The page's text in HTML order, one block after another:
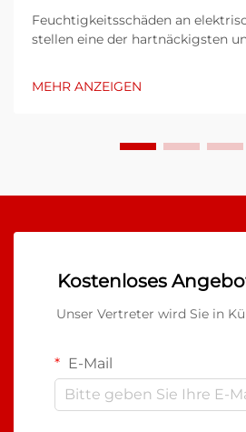
Feuchtigkeitsschäden an
stellen eine der hartnäckigsten
Instandhaltung von Infrastruktur
Kurzschlüssen,
MEHR ANZEIGEN
Kostenloses
Unser Vertreter wird Sie in
E-Mail